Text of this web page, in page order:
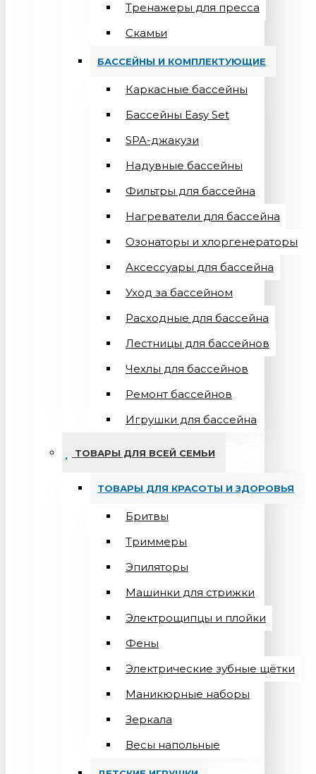
Тренажеры для пресса
Скамьи
БАССЕЙНЫ И КОМПЛЕКТУЮЩИЕ
Каркасные бассейны
Бассейны Easy Set
SPA-джакузи
Надувные бассейны
Фильтры для бассейна
Нагреватели для бассейна
Озонаторы и хлоргенераторы
Аксессуары для бассейна
Уход за бассейном
Расходные для бассейна
Лестницы для бассейнов
Чехлы для бассейнов
Ремонт бассейнов
Игрушки для бассейна
ТОВАРЫ ДЛЯ ВСЕЙ СЕМЬИ
ТОВАРЫ ДЛЯ КРАСОТЫ И ЗДОРОВЬЯ
Бритвы
Триммеры
Эпиляторы
Машинки для стрижки
Электрощипцы и плойки
Фены
Электрические зубные щётки
Маникюрные наборы
Зеркала
Весы напольные